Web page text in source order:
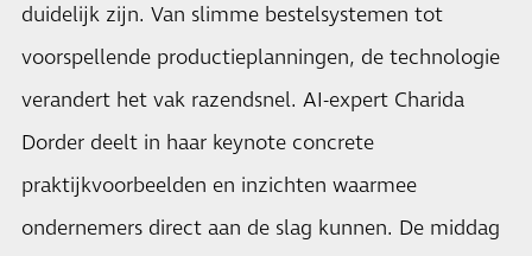
duidelijk zijn. Van slimme bestelsystemen tot
voorspellende productieplanningen, de technologie
verandert het vak razendsnel. AI-expert Charida
Dorder deelt in haar keynote concrete
praktijkvoorbeelden en inzichten waarmee
ondernemers direct aan de slag kunnen. De middag